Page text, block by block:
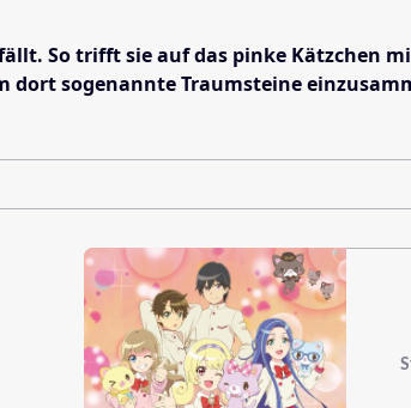
So trifft sie auf das pinke
sogenannte Traumsteine